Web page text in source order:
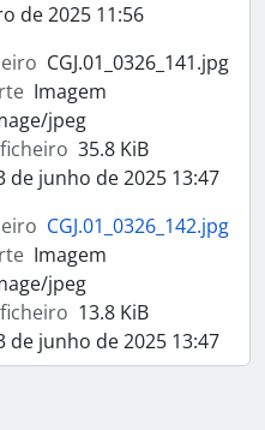
de 2025 11:56
CGJ.01_0326_141.jpg
Imagem
jpeg
35.8 KiB
de junho de 2025 13:47
CGJ.01_0326_142.jpg
Imagem
jpeg
13.8 KiB
de junho de 2025 13:47